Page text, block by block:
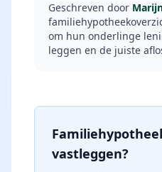
Geschreven door
om hun onderlinge
leggen en de juiste
vastleggen?